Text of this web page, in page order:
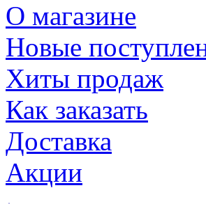
О магазине
Новые
Хиты продаж
Как заказать
Доставка
Акции